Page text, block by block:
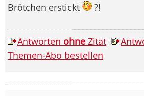
Brötchen erstickt
?!
Antworten ohne Zitat
Themen-Abo bestellen